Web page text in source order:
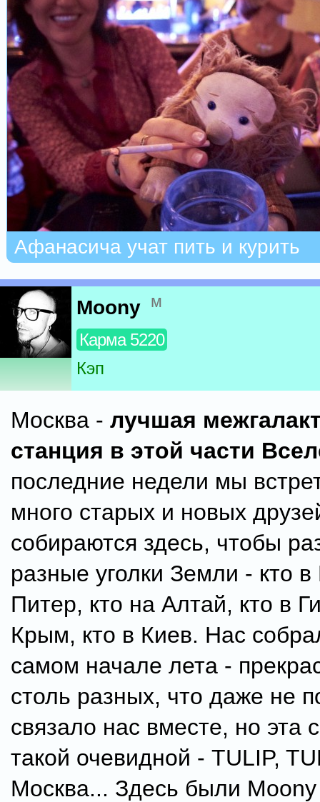
Афанасича учат пить и курить
Moony м
Карма 5220
Кэп
Москва - лучшая
станция в этой части
последние недели мы
много старых и новых
собираются здесь, чтобы
разные уголки Земли - кто в
Питер, кто на Алтай, кто в
Крым, кто в Киев. Нас
самом начале лета -
столь разных, что даже не
связало нас вместе, но эта
такой очевидной - TULIP,
Москва... Здесь были